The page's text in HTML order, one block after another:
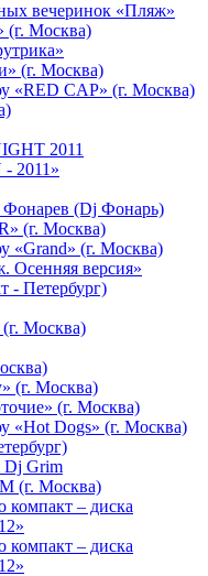
вечеринок «Пляж»
(г. Москва)
(г. Москва)
«RED CAP» (г. Москва)
2011
2011»
Фонарев (Dj Фонарь)
(г. Москва)
«Grand» (г. Москва)
Осенняя версия»
- Петербург)
Москва)
(г. Москва)
(г. Москва)
«Hot Dogs» (г. Москва)
Grim
(г. Москва)
компакт – диска
компакт – диска